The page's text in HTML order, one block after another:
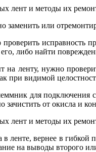
заменить или
исправность
либо найти
на ленту, нужно
при видимой
для подключения
зачистить от окисла и
ленте, вернее в гибкой
на выводы второго